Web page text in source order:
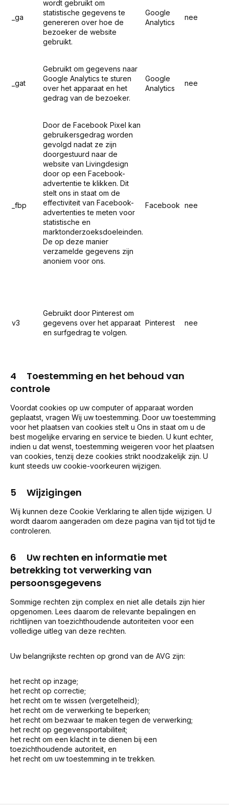
_ga
wordt gebruikt om
statistische gegevens te
genereren over hoe de
bezoeker de website
gebruikt.
Google
Analytics
nee
_gat
Gebruikt om gegevens naar
Google Analytics te sturen
over het apparaat en het
gedrag van de bezoeker.
Google
Analytics
nee
_fbp
Door de Facebook Pixel kan
gebruikersgedrag worden
gevolgd nadat ze zijn
doorgestuurd naar de
website van Livingdesign
door op een Facebook-
advertentie te klikken. Dit
stelt ons in staat om de
effectiviteit van Facebook-
advertenties te meten voor
statistische en
marktonderzoeksdoeleinden.
De op deze manier
verzamelde gegevens zijn
anoniem voor ons.
Facebook nee
v3
Gebruikt door Pinterest om
gegevens over het apparaat
en surfgedrag te volgen.
Pinterest nee
4 Toestemming en het behoud van
controle
Voordat cookies op uw computer of apparaat worden
geplaatst, vragen Wij uw toestemming. Door uw toestemming
voor het plaatsen van cookies stelt u Ons in staat om u de
best mogelijke ervaring en service te bieden. U kunt echter,
indien u dat wenst, toestemming weigeren voor het plaatsen
van cookies, tenzij deze cookies strikt noodzakelijk zijn. U
kunt steeds uw cookie-voorkeuren wijzigen.
5 Wijzigingen
Wij kunnen deze Cookie Verklaring te allen tijde wijzigen. U
wordt daarom aangeraden om deze pagina van tijd tot tijd te
controleren.
6 Uw rechten en informatie met
betrekking tot verwerking van
persoonsgegevens
Sommige rechten zijn complex en niet alle details zijn hier
opgenomen. Lees daarom de relevante bepalingen en
richtlijnen van toezichthoudende autoriteiten voor een
volledige uitleg van deze rechten.
Uw belangrijkste rechten op grond van de AVG zijn:
het recht op inzage;
het recht op correctie;
het recht om te wissen (vergetelheid);
het recht om de verwerking te beperken;
het recht om bezwaar te maken tegen de verwerking;
het recht op gegevensportabiliteit;
het recht om een klacht in te dienen bij een
toezichthoudende autoriteit, en
het recht om uw toestemming in te trekken.